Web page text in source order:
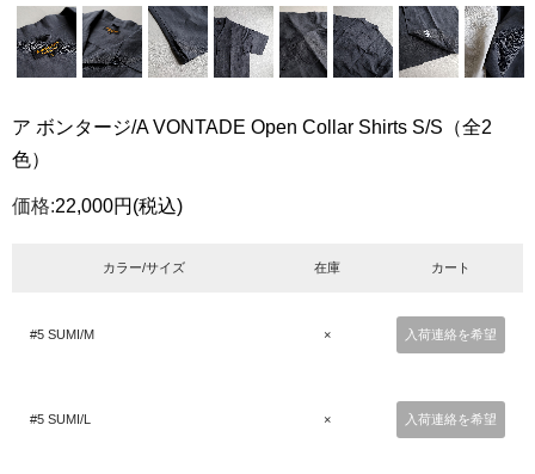
ア ボンタージ/A VONTADE Open Collar Shirts S/S（全2
色）
価格:22,000円 (税込)
カラー/サイズ 在庫 カート
#5 SUMI/M × 入荷連絡を希望
#5 SUMI/L × 入荷連絡を希望